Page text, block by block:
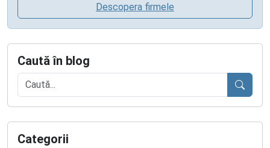
Descopera firmele
Caută în blog
Caută
Categorii